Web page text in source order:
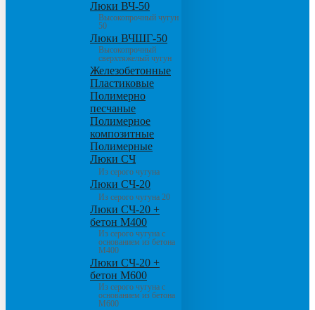
Люки ВЧ-50
Высокопрочный чугун
50
Люки ВЧШГ-50
Высокопрочный
сверхтяжелый чугун
Железобетонные
Пластиковые
Полимерно
песчаные
Полимерное
композитные
Полимерные
Люки СЧ
Из серого чугуна
Люки СЧ-20
Из серого чугуна 20
Люки СЧ-20 +
бетон М400
Из серого чугуна с
основанием из бетона
М400
Люки СЧ-20 +
бетон М600
Из серого чугуна с
основанием из бетона
М600